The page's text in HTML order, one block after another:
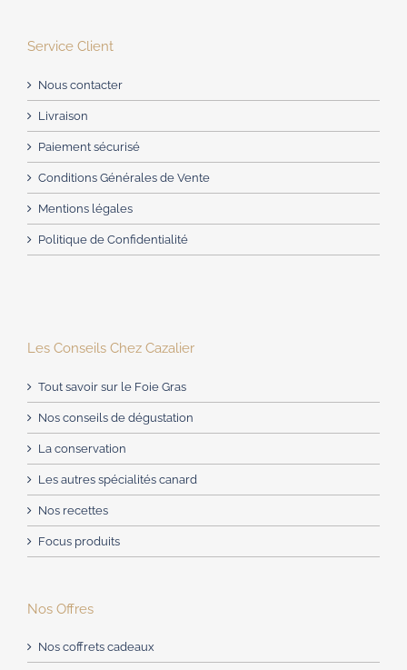
Service Client
Nous contacter
Livraison
Paiement sécurisé
Conditions Générales de Vente
Mentions légales
Politique de Confidentialité
Les Conseils Chez Cazalier
Tout savoir sur le Foie Gras
Nos conseils de dégustation
La conservation
Les autres spécialités canard
Nos recettes
Focus produits
Nos Offres
Nos coffrets cadeaux